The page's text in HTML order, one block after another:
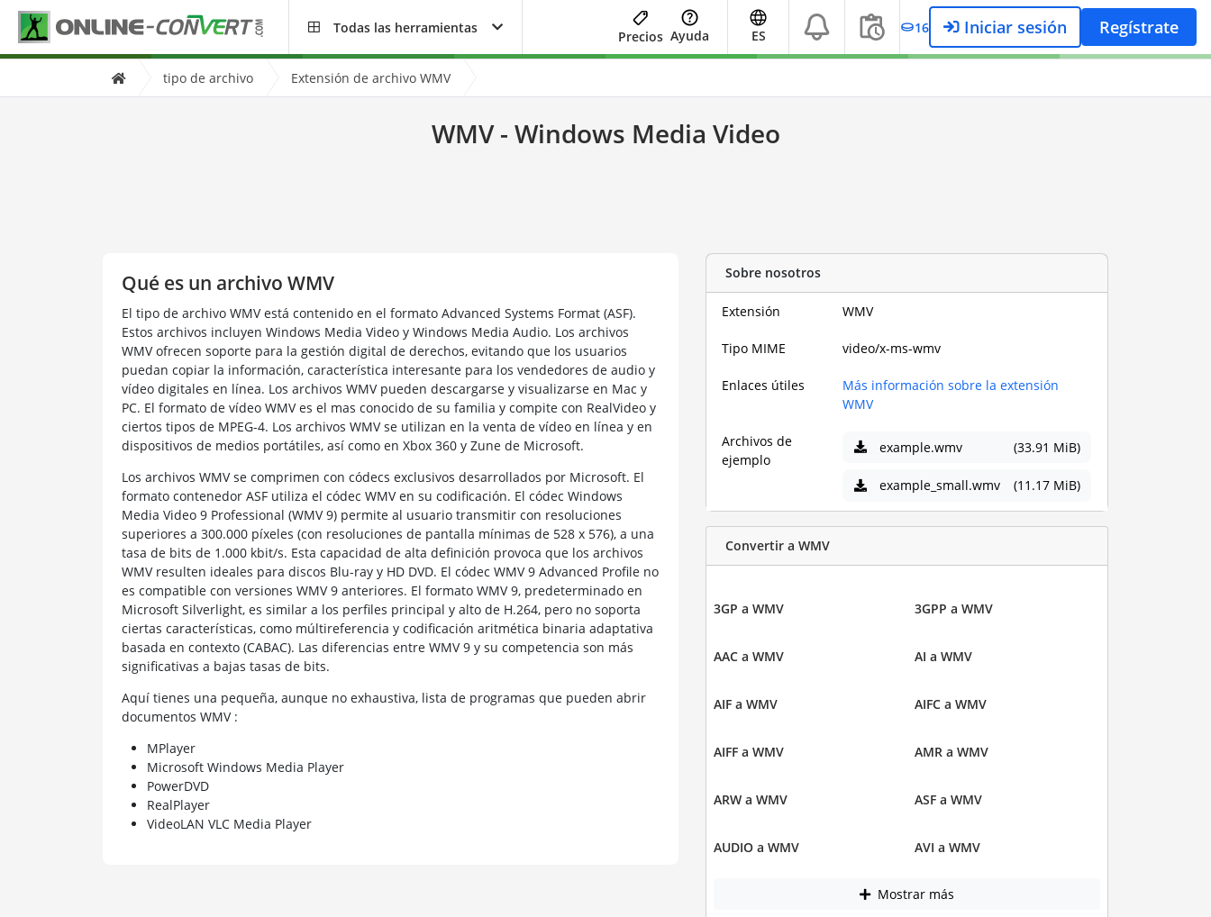
Todas las herramientas
Precios Ayuda ES 16 Iniciar sesión Regístrate
tipo de archivo Extensión de archivo WMV
WMV - Windows Media Video
Qué es un archivo WMV
El tipo de archivo WMV está contenido en el formato Advanced Systems Format (ASF).
Estos archivos incluyen Windows Media Video y Windows Media Audio. Los archivos
WMV ofrecen soporte para la gestión digital de derechos, evitando que los usuarios
puedan copiar la información, característica interesante para los vendedores de audio y
vídeo digitales en línea. Los archivos WMV pueden descargarse y visualizarse en Mac y
PC. El formato de vídeo WMV es el mas conocido de su familia y compite con RealVideo y
ciertos tipos de MPEG-4. Los archivos WMV se utilizan en la venta de vídeo en línea y en
dispositivos de medios portátiles, así como en Xbox 360 y Zune de Microsoft.
Los archivos WMV se comprimen con códecs exclusivos desarrollados por Microsoft. El
formato contenedor ASF utiliza el códec WMV en su codificación. El códec Windows
Media Video 9 Professional (WMV 9) permite al usuario transmitir con resoluciones
superiores a 300.000 píxeles (con resoluciones de pantalla mínimas de 528 x 576), a una
tasa de bits de 1.000 kbit/s. Esta capacidad de alta definición provoca que los archivos
WMV resulten ideales para discos Blu-ray y HD DVD. El códec WMV 9 Advanced Profile no
es compatible con versiones WMV 9 anteriores. El formato WMV 9, predeterminado en
Microsoft Silverlight, es similar a los perfiles principal y alto de H.264, pero no soporta
ciertas características, como múltireferencia y codificación aritmética binaria adaptativa
basada en contexto (CABAC). Las diferencias entre WMV 9 y su competencia son más
significativas a bajas tasas de bits.
Aquí tienes una pequeña, aunque no exhaustiva, lista de programas que pueden abrir
documentos WMV :
MPlayer
Microsoft Windows Media Player
PowerDVD
RealPlayer
VideoLAN VLC Media Player
Sobre nosotros
Extensión WMV
Tipo MIME video/x-ms-wmv
Enlaces útiles
Más información sobre la extensión
WMV
Archivos de
ejemplo
example.wmv (33.91 MiB)
example_small.wmv (11.17 MiB)
Convertir a WMV
3GP a WMV 3GPP a WMV
AAC a WMV AI a WMV
AIF a WMV AIFC a WMV
AIFF a WMV AMR a WMV
ARW a WMV ASF a WMV
AUDIO a WMV AVI a WMV
Mostrar más